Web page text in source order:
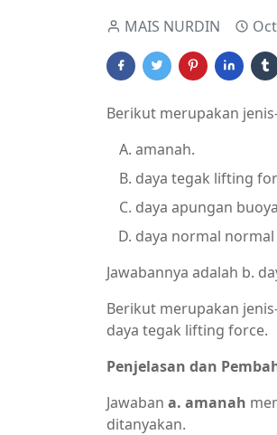
MAIS NURDIN
Berikut merupakan
amanah.
daya tegak lifting
daya apungan
daya normal
Jawabannya adalah b.
Berikut merupakan
daya tegak lifting force.
Penjelasan dan
Jawaban a. amanah
ditanyakan.